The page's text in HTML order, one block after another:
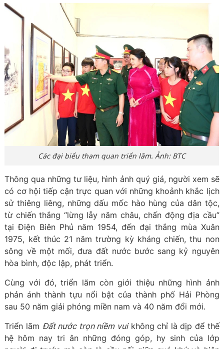
Các đại biểu tham quan triển lãm. Ảnh: BTC
Thông qua những tư liệu, hình ảnh quý giá, người xem sẽ
có cơ hội tiếp cận trực quan với những khoảnh khắc lịch
sử thiêng liêng, những dấu mốc hào hùng của dân tộc,
từ chiến thắng “lừng lẫy năm châu, chấn động địa cầu”
tại Điện Biên Phủ năm 1954, đến đại thắng mùa Xuân
1975, kết thúc 21 năm trường kỳ kháng chiến, thu non
sông về một mối, đưa đất nước bước sang kỷ nguyên
hòa bình, độc lập, phát triển.
Cùng với đó, triển lãm còn giới thiệu những hình ảnh
phản ánh thành tựu nổi bật của thành phố Hải Phòng
sau 50 năm giải phóng miền nam và 40 năm đổi mới.
Triển lãm Đất nước trọn niềm vuikhông chỉ là dịp để thế
hệ hôm nay tri ân những đóng góp, hy sinh của lớp